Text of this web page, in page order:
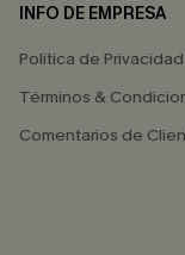
INFO DE EMPRESA
Política de Privacidad
Términos &
Comentarios de